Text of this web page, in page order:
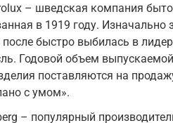
– шведская компания
в 1919 году.
быстро выбилась в
Годовой объем
поставляются на
с умом».
– популярный